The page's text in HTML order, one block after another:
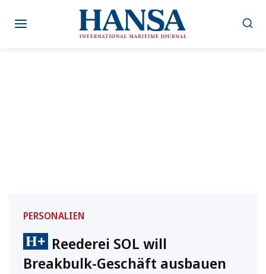
Inhalt
PERSONALIEN
Reederei SOL will
Breakbulk-Geschäft ausbauen